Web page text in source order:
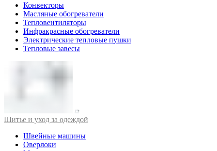
Конвекторы
Масляные обогреватели
Тепловентиляторы
Инфракрасные обогреватели
Электрические тепловые пушки
Тепловые завесы
Шитье и уход за одеждой
Швейные машины
Оверлоки